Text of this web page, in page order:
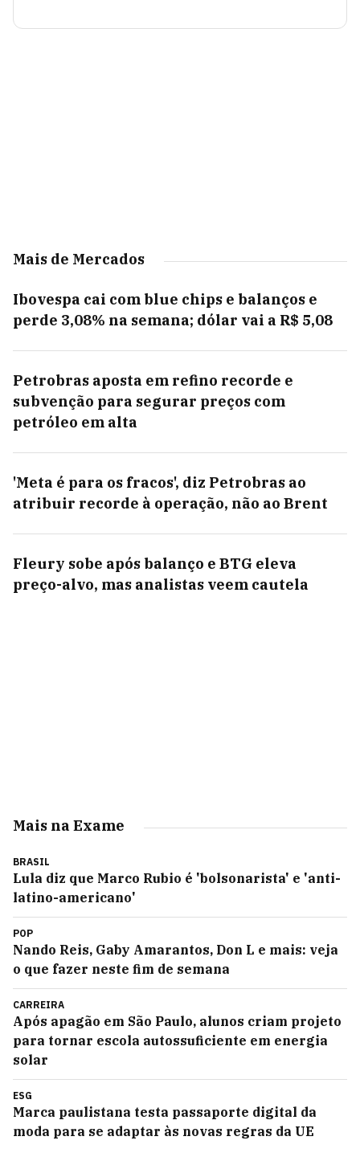
Mais de Mercados
Ibovespa cai com blue chips e balanços e
perde 3,08% na semana; dólar vai a R$ 5,08
Petrobras aposta em refino recorde e
subvenção para segurar preços com
petróleo em alta
'Meta é para os fracos', diz Petrobras ao
atribuir recorde à operação, não ao Brent
Fleury sobe após balanço e BTG eleva
preço-alvo, mas analistas veem cautela
Mais na Exame
BRASIL
Lula diz que Marco Rubio é 'bolsonarista' e 'anti-
latino-americano'
POP
Nando Reis, Gaby Amarantos, Don L e mais: veja
o que fazer neste fim de semana
CARREIRA
Após apagão em São Paulo, alunos criam projeto
para tornar escola autossuficiente em energia
solar
ESG
Marca paulistana testa passaporte digital da
moda para se adaptar às novas regras da UE